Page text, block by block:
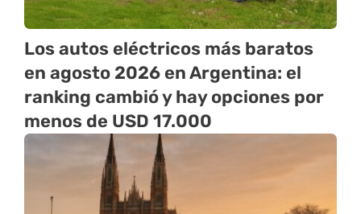
Los autos eléctricos más baratos
en agosto 2026 en Argentina: el
ranking cambió y hay opciones por
menos de USD 17.000